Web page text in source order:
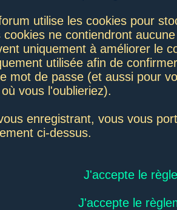
utilise les cookies pour
cookies ne contiendront
uniquement à améliorer le
utilisée afin de
mot de passe (et aussi pour
vous l'oublieriez).
enregistrant, vous vous
ci-dessus.
J'accepte le
J'accepte le